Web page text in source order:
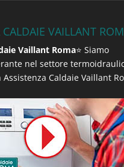
CALDAIE VAILLANT
Vaillant Roma⭐ Siamo
nel settore
Caldaie Vaillant